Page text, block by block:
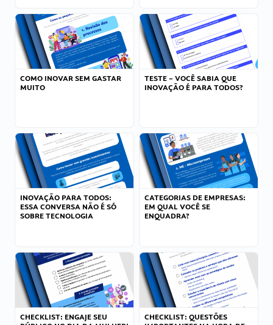
COMO INOVAR SEM GASTAR
MUITO
TESTE – VOCÊ SABIA QUE
INOVAÇÃO É PARA TODOS?
INOVAÇÃO PARA TODOS:
ESSA CONVERSA NÃO É SÓ
SOBRE TECNOLOGIA
CATEGORIAS DE EMPRESAS:
EM QUAL VOCÊ SE
ENQUADRA?
CHECKLIST: ENGAJE SEU
CHECKLIST: QUESTÕES